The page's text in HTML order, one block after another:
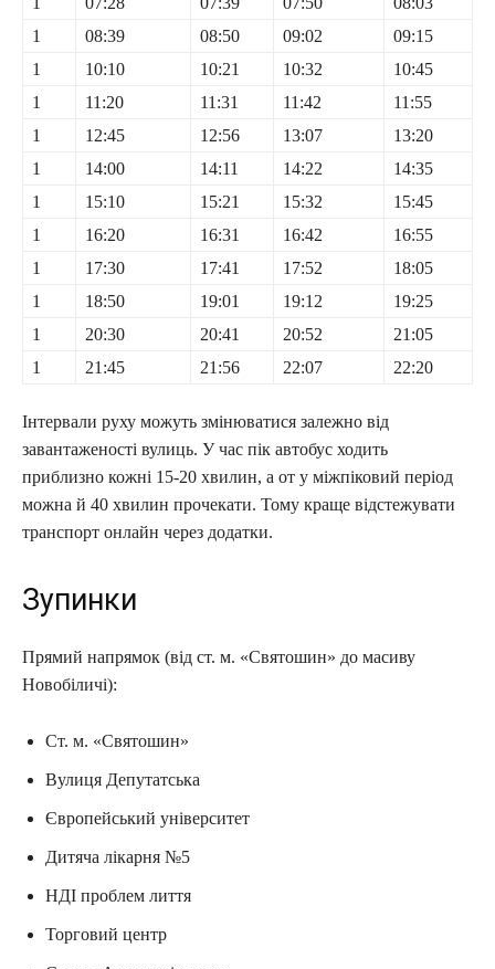
1
08:39 08:50 09:02
09:15
1
10:10 10:21 10:32
10:45
1
11:20 11:31 11:42
11:55
1
12:45 12:56 13:07
13:20
1
14:00 14:11 14:22
14:35
1
15:10 15:21 15:32
15:45
1
16:20 16:31 16:42
16:55
1
17:30 17:41 17:52
18:05
1
18:50 19:01 19:12
19:25
1
20:30 20:41 20:52
21:05
1
21:45 21:56 22:07 22:20
Інтервали руху можуть змінюватися залежно від
завантаженості вулиць. У час пік автобус ходить
приблизно кожні 15-20 хвилин, а от у міжпіковий період
можна й 40 хвилин прочекати. Тому краще відстежувати
транспорт онлайн через додатки.
Зупинки
Прямий напрямок (від ст. м. «Святошин» до масиву
Новобіличі):
Ст. м. «Святошин»
Вулиця Депутатська
Європейський університет
Дитяча лікарня №5
НДІ проблем лиття
Торговий центр